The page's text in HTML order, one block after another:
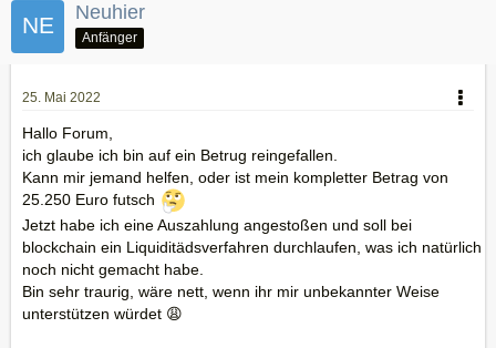
Neuhier
Anfänger
25. Mai 2022
Hallo Forum,
ich glaube ich bin auf ein Betrug reingefallen.
Kann mir jemand helfen, oder ist mein kompletter Betrag von
25.250 Euro futsch
Jetzt habe ich eine Auszahlung angestoßen und soll bei
blockchain ein Liquiditädsverfahren durchlaufen, was ich natürlich
noch nicht gemacht habe.
Bin sehr traurig, wäre nett, wenn ihr mir unbekannter Weise
unterstützen würdet 😩